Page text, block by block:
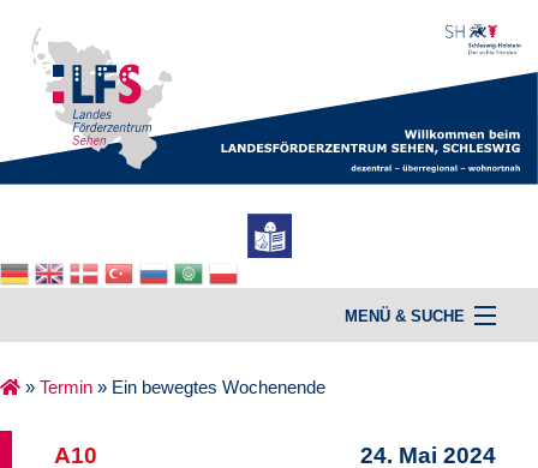
MENÜ & SUCHE
» Termin » Ein bewegtes Wochenende
24. Mai 2024
A10